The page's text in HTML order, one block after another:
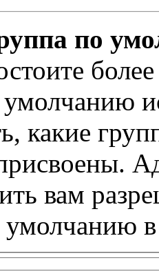
по
какие
вам